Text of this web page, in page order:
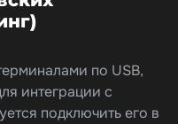
по USB,
интеграции с
подключить его в